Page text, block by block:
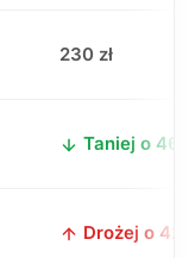
230 zł
Taniej o 46
Drożej o 42